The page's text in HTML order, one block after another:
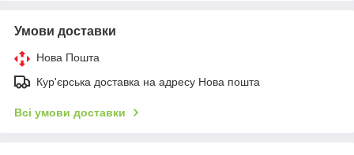
Умови доставки
Нова Пошта
Кур'єрська доставка на адресу Нова пошта
Всі умови доставки